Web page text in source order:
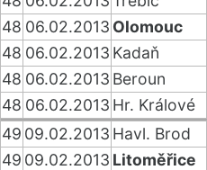
48 06.02.2013 Olomouc
48 06.02.2013 Kadaň
48 06.02.2013 Beroun
48 06.02.2013 Hr. Králové
49 09.02.2013 Havl. Brod
49 09.02.2013 Litoměřice